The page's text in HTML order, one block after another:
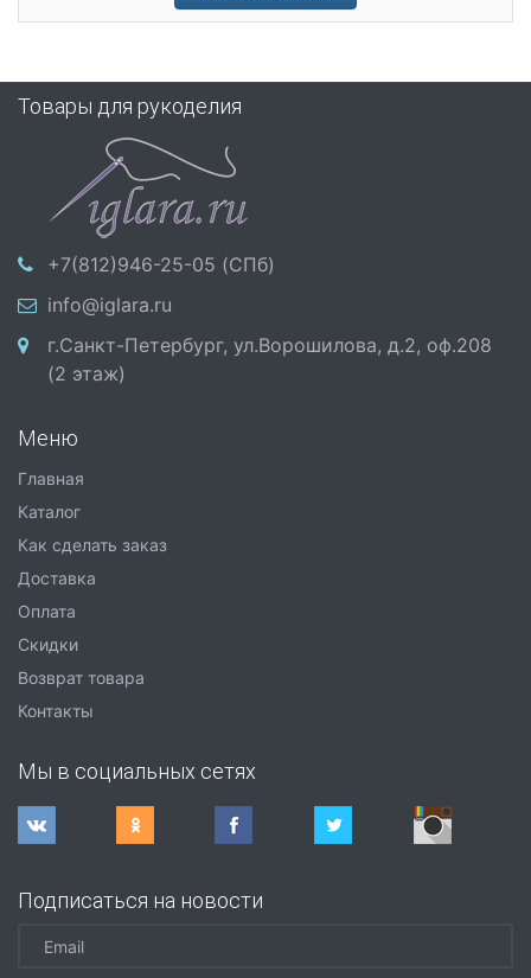
Товары для рукоделия
+7(812)946-25-05 (СПб)
info@iglara.ru
г.Санкт-Петербург, ул.Ворошилова, д.2, оф.208
(2 этаж)
Меню
Главная
Каталог
Как сделать заказ
Доставка
Оплата
Скидки
Возврат товара
Контакты
Мы в социальных сетях
Подписаться на новости